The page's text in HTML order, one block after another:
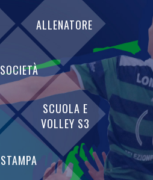
ALLENATORE
SOCIETÀ
STAMPA
SCUOLA E
VOLLEY S3